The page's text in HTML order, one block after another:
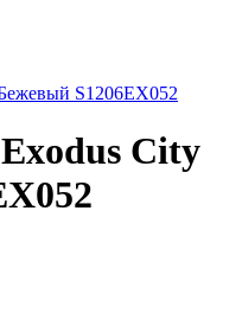
S1206EX052
City